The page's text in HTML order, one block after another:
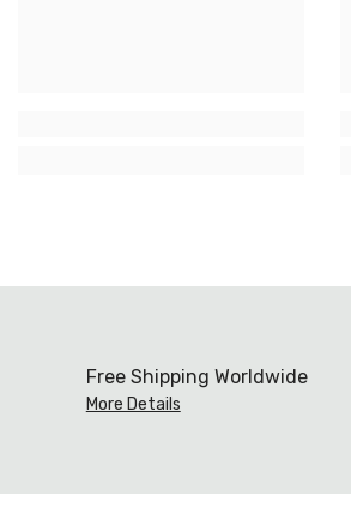
Free Shipping Worldwide
More Details